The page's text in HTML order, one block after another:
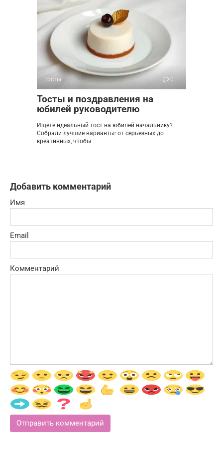
Тосты 0
Тосты и поздравления на
юбилей руководителю
Ищете идеальный тост на юбилей начальнику?
Собрали лучшие варианты: от серьезных до
креативных, чтобы
Добавить комментарий
Имя
Email
Комментарий